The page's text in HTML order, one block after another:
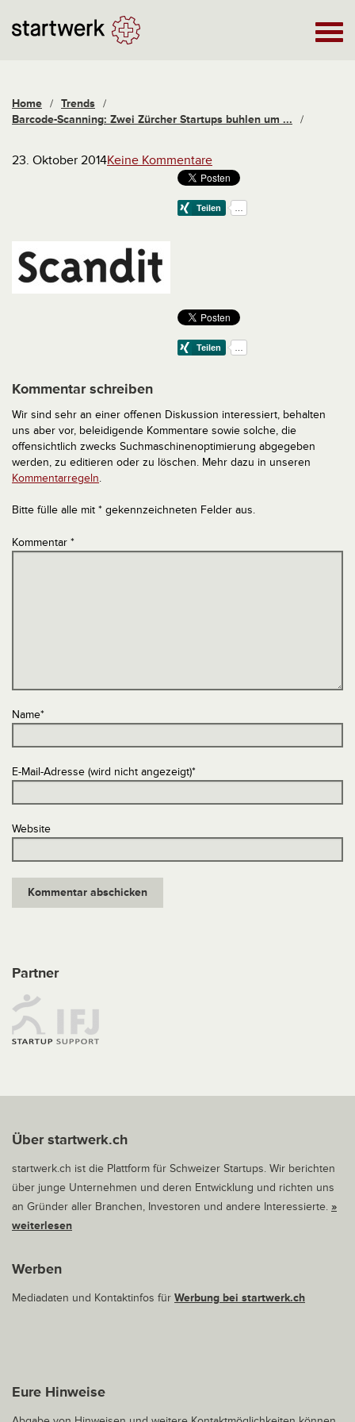
Home / Trends /
Barcode-Scanning: Zwei Zürcher Startups buhlen um ...
/
23. Oktober 2014Keine Kommentare
Kommentar schreiben
Wir sind sehr an einer offenen Diskussion interessiert, behalten
uns aber vor, beleidigende Kommentare sowie solche, die
offensichtlich zwecks Suchmaschinenoptimierung abgegeben
werden, zu editieren oder zu löschen. Mehr dazu in unseren
Kommentarregeln.
Bitte fülle alle mit * gekennzeichneten Felder aus.
Kommentar *
Name*
E-Mail-Adresse (wird nicht angezeigt)*
Website
Partner
Über startwerk.ch
startwerk.ch ist die Plattform für Schweizer Startups. Wir berichten
über junge Unternehmen und deren Entwicklung und richten uns
an Gründer aller Branchen, Investoren und andere Interessierte. »
weiterlesen
Werben
Mediadaten und Kontaktinfos für Werbung bei startwerk.ch
Eure Hinweise